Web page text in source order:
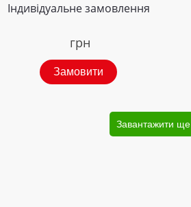
Індивідуальне замовлення
грн
Замовити
Завантажити ще